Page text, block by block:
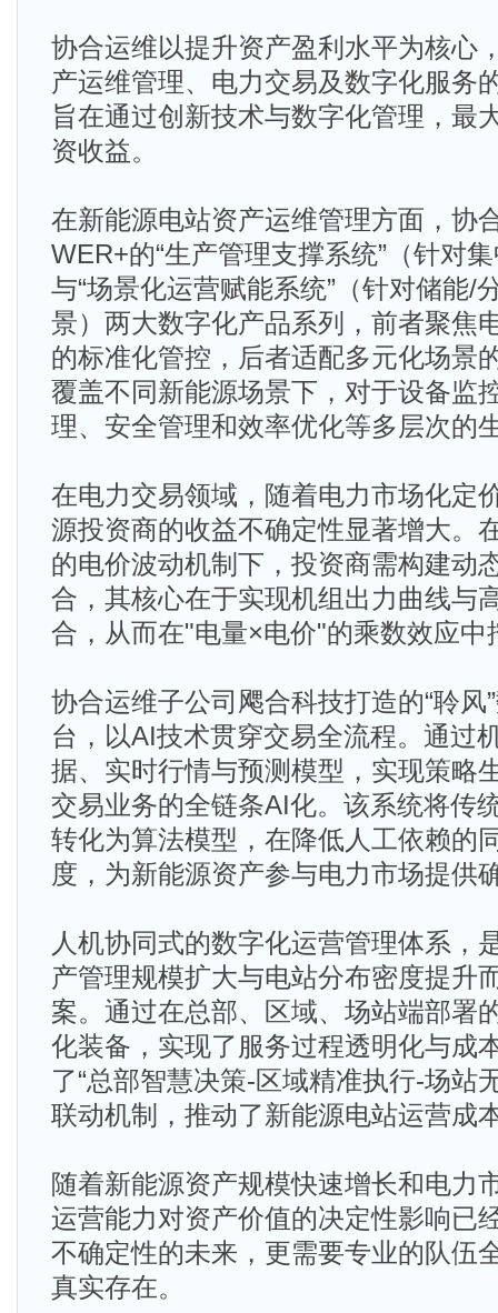
协合运维以提升资产盈利水平为核心
产运维管理、电力交易及数字化服务
旨在通过创新技术与数字化管理，最
资收益。
在新能源电站资产运维管理方面，协
WER+的“生产管理支撑系统”（针对
与“场景化运营赋能系统”（针对储能/
景）两大数字化产品系列，前者聚焦
的标准化管控，后者适配多元化场景
覆盖不同新能源场景下，对于设备监
理、安全管理和效率优化等多层次的
在电力交易领域，随着电力市场化定
源投资商的收益不确定性显著增大。
的电价波动机制下，投资商需构建动
合，其核心在于实现机组出力曲线与
合，从而在"电量×电价"的乘数效应中
协合运维子公司飔合科技打造的“聆风
台，以AI技术贯穿交易全流程。通过
据、实时行情与预测模型，实现策略
交易业务的全链条AI化。该系统将传
转化为算法模型，在降低人工依赖的
度，为新能源资产参与电力市场提供
人机协同式的数字化运营管理体系，
产管理规模扩大与电站分布密度提升
案。通过在总部、区域、场站端部署
化装备，实现了服务过程透明化与成
了“总部智慧决策-区域精准执行-场站
联动机制，推动了新能源电站运营成
随着新能源资产规模快速增长和电力
运营能力对资产价值的决定性影响已
不确定性的未来，更需要专业的队伍
真实存在。